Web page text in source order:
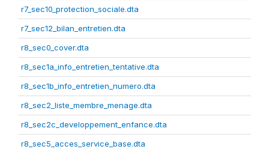
r7_sec10_protection_sociale.dta
r7_sec12_bilan_entretien.dta
r8_sec0_cover.dta
r8_sec1a_info_entretien_tentative.dta
r8_sec1b_info_entretien_numero.dta
r8_sec2_liste_membre_menage.dta
r8_sec2c_developpement_enfance.dta
r8_sec5_acces_service_base.dta